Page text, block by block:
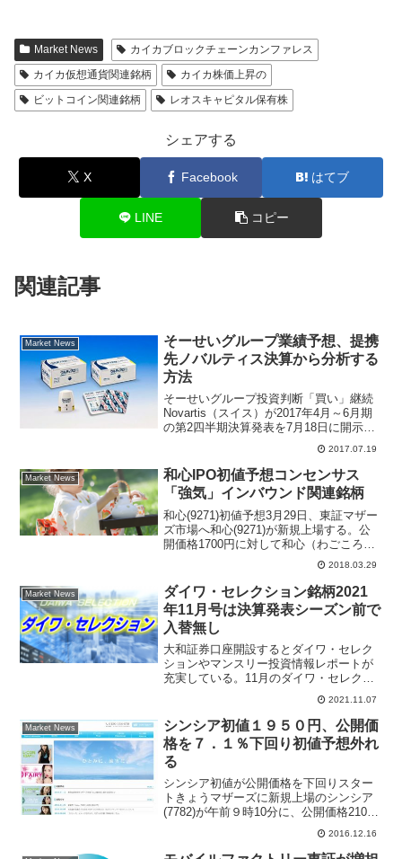
Market News
カイカブロックチェーンカンファレス
カイカ仮想通貨関連銘柄
カイカ株価上昇の
ビットコイン関連銘柄
レオスキャピタル保有株
シェアする
X Facebook はてブ
LINE コピー
関連記事
Market News
そーせいグループ業績予想、提携
先ノバルティス決算から分析する
方法
そーせいグループ投資判断「買い」継続
Novartis（スイス）が2017年4月～6月期
の第2四半期決算発表を7月18日に開示し
た。ノバルティス社はそーせいグループ
が権利を保有するＣＯＰＤ治療薬（慢性
閉塞性肺疾患）シーブリ、ウルティブロ
を販売...
2017.07.19
Market News
和心IPO初値予想コンセンサス
「強気」インバウンド関連銘柄
和心(9271)初値予想3月29日、東証マザー
ズ市場へ和心(9271)が新規上場する。公
開価格1700円に対して和心（わごころ）
初値予想は強気の見通し。IPO情報関係
者からは2000円～2300円と3900円との初
値予想コンセンサスになって...
2018.03.29
Market News
ダイワ・セレクション銘柄2021
年11月号は決算発表シーズン前で
入替無し
大和証券口座開設するとダイワ・セレク
ションやマンスリー投資情報レポートが
充実している。11月のダイワ・セレクシ
ョン銘柄は独自の成長力を有する銘柄、
世界的な競争力を有する銘柄、内需好業
績銘柄で日本株は20銘柄構成。株式ポー
トフォリオ参考にダイワ・セレクション
は個人投資家に人気がある。
2021.11.07
Market News
シンシア初値１９５０円、公開価
格を７．１％下回り初値予想外れ
る
シンシア初値が公開価格を下回りスター
トきょうマザーズに新規上場のシンシア
(7782)が午前９時10分に、公開価格2100
円を7.1％下回る1950円で初値をつけた。
その後は2075円まで買われている。同社
は、コンタクトレンズを製造・販売し
2016.12.16